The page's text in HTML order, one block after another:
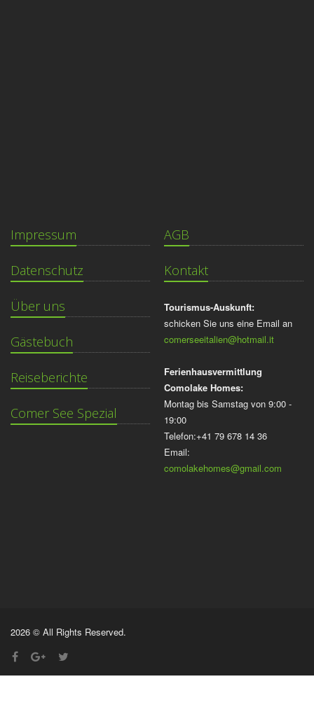
Impressum
Datenschutz
Über uns
Gästebuch
Reiseberichte
Comer See Spezial
AGB
Kontakt
Tourismus-Auskunft:
schicken Sie uns eine Email an
comerseeitalien@hotmail.it
Ferienhausvermittlung
Comolake Homes:
Montag bis Samstag von 9:00 -
19:00
Telefon:+41 79 678 14 36
Email:
comolakehomes@gmail.com
2026 © All Rights Reserved.